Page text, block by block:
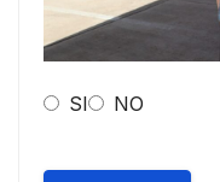
SI NO